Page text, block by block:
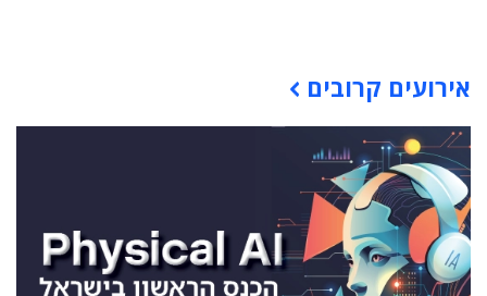
אירועים קרובים